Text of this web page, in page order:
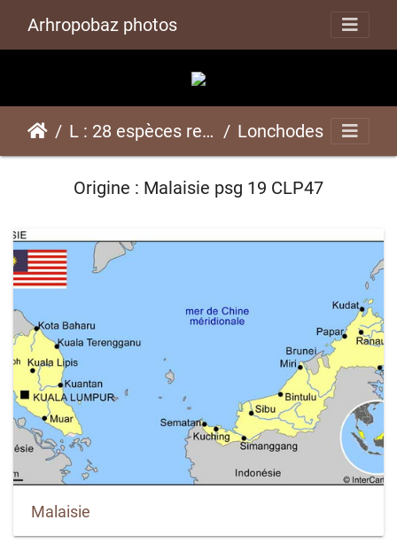
Arhropobaz photos
L : 28 espèces représentées ici Lonchodes brevipespsg 19 CLP47
Origine : Malaisie psg 19 CLP47
Malaisie